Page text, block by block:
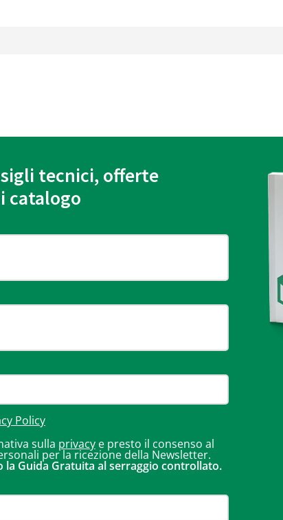
tecnici, offerte
catalogo
Policy
sulla privacy e presto il consenso al
per la ricezione della Newsletter.
Guida Gratuita al serraggio controllato.